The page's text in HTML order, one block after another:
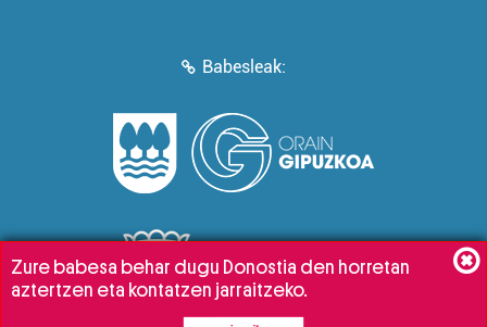
Babesleak:
Zure babesa behar dugu Donostia den horretan
aztertzen eta kontatzen jarraitzeko.